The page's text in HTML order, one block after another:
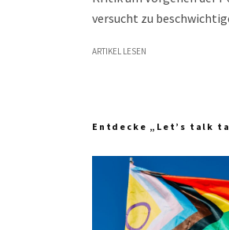
versucht zu
ARTIKEL LESEN
Entdecke „Let’s talk